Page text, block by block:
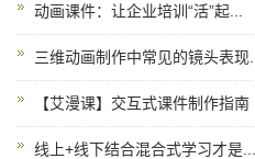
动画课件：让企业培训“活”起...
三维动画制作中常见的镜头表现...
【艾漫课】交互式课件制作指南
线上+线下结合混合式学习才是...